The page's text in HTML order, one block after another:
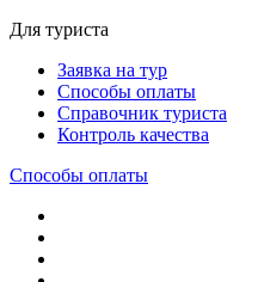
Для туриста
Заявка на тур
Способы оплаты
Справочник туриста
Контроль качества
Способы оплаты